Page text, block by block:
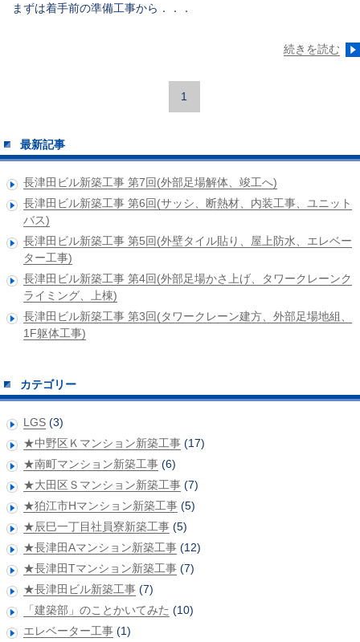
まずは着手前の準備工事から．．．
続きを読む
1
最新記事
長津田ビル新築工事 第7回(外部足場解体、竣工へ)
長津田ビル新築工事 第6回(サッシ、断熱材、内装工事、ユニット
バス)
長津田ビル新築工事 第5回(外壁タイル貼り、屋上防水、エレベー
ター工事)
長津田ビル新築工事 第4回(外部足場かさ上げ、タワークレーンク
ライミング、上棟)
長津田ビル新築工事 第3回(タワークレーン建方、外部足場地組、
1F躯体工事)
カテゴリー
LGS (3)
★中野区Ｋマンション新築工事 (17)
★南町マンション新築工事 (6)
★大田区Ｓマンション新築工事 (7)
★狛江市Hマンション新築工事 (5)
★辰巳一丁目社員寮新築工事 (5)
★長津田Aマンション新築工事 (12)
★長津田Tマンション新築工事 (7)
★長津田ビル新築工事 (7)
「建築部」のことかいてみた (10)
エレベーター工事 (1)